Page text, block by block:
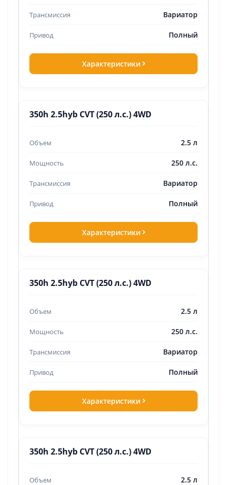
Вариатор
Полный
Характеристики
350h 2.5hyb CVT (250 л.с.) 4WD
2.5 л
250 л.с.
Вариатор
Полный
Характеристики
350h 2.5hyb CVT (250 л.с.) 4WD
2.5 л
250 л.с.
Вариатор
Полный
Характеристики
350h 2.5hyb CVT (250 л.с.) 4WD
2.5 л